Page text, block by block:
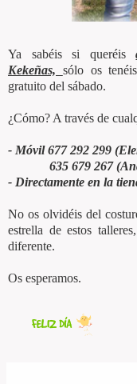
Ya sabéis si queréis
Kekeñas, sólo os
gratuito del sábado.
¿Cómo? A través de
- Móvil 677 292 299
635 679 267
- Directamente en la
No os olvidéis del
estrella de estos
diferente.
Os esperamos.